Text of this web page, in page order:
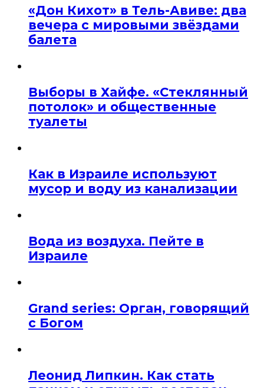
«Дон Кихот» в Тель-Авиве: два
вечера с мировыми звёздами
балета
Выборы в Хайфе. «Стеклянный
потолок» и общественные
туалеты
Как в Израиле используют
мусор и воду из канализации
Вода из воздуха. Пейте в
Израиле
Grand series: Орган, говорящий
с Богом
Леонид Липкин. Как стать